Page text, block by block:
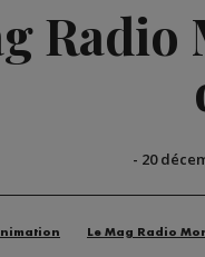
- 20
Le Mag Radio